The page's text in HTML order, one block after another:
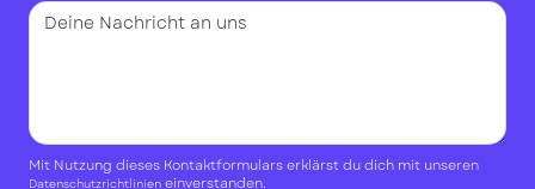
Mit Nutzung dieses Kontaktformulars erklärst du dich mit unseren
Datenschutzrichtlinien einverstanden.